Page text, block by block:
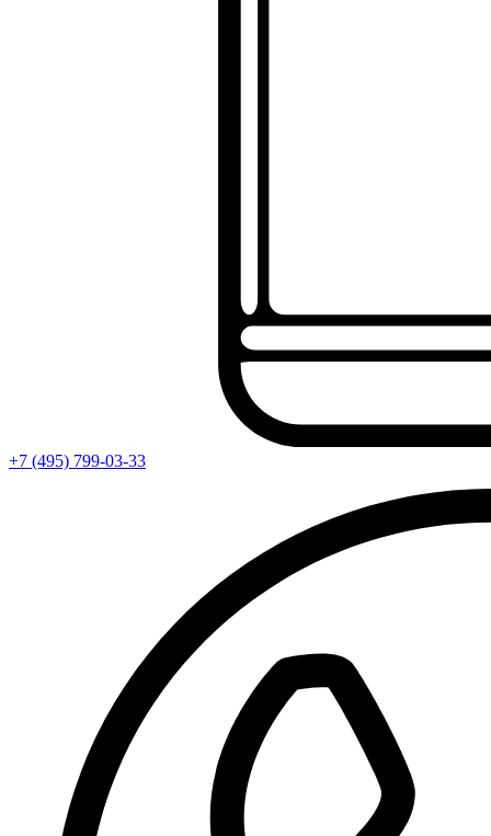
+7 (495) 799-03-33